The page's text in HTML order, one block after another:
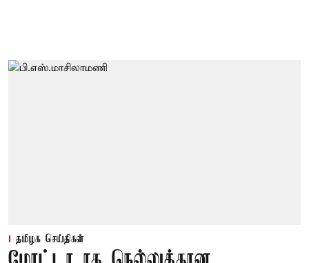
தமிழக செய்திகள்